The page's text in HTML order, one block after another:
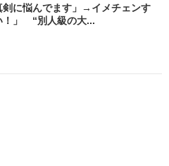
剣に悩んでます」→イメチェンす
」 “別人級の大...